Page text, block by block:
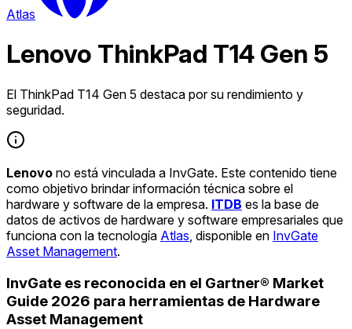
Atlas
Lenovo ThinkPad T14 Gen 5
El ThinkPad T14 Gen 5 destaca por su rendimiento y
seguridad.
Lenovo no está vinculada a InvGate. Este contenido tiene
como objetivo brindar información técnica sobre el
hardware y software de la empresa. ITDB es la base de
datos de activos de hardware y software empresariales que
funciona con la tecnología Atlas , disponible en InvGate
Asset Management.
InvGate es reconocida en el Gartner® Market
Guide 2026 para herramientas de Hardware
Asset Management